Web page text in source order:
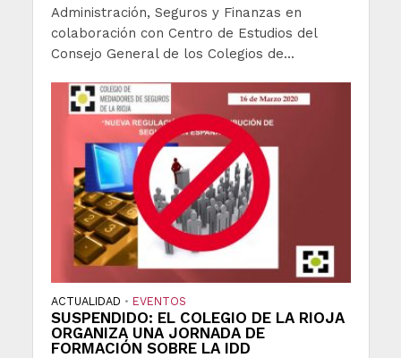
Administración, Seguros y Finanzas en
colaboración con Centro de Estudios del
Consejo General de los Colegios de...
ACTUALIDAD • EVENTOS
SUSPENDIDO: EL COLEGIO DE LA RIOJA
ORGANIZA UNA JORNADA DE
FORMACIÓN SOBRE LA IDD